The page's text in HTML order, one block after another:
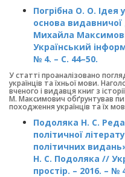
Погрібна О. О. Ідея
основа видавничої
Михайла
Український
№ 4. – С. 44–50.
У статті проаналізовано
українців та їхньої мови.
вченого і видавця книг з
М. Максимович обґрунтував
походження українців та їх
Подоляка Н. С.
політичної
політичних
Н. С. Подоляка //
простір. – 2016. – №